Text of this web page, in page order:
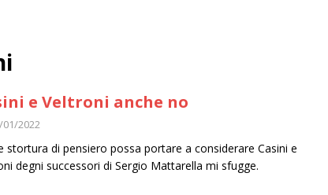
e Veltroni anche no
01/2022
stortura di pensiero possa portare a considerare Casini e
degni successori di Sergio Mattarella mi sfugge.